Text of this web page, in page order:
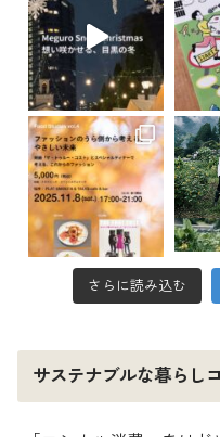
さらに読み込む
サステナブルな暮らし